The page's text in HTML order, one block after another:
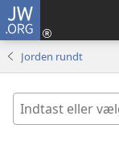
JW.ORG
Jorden rundt
Indtast
eller